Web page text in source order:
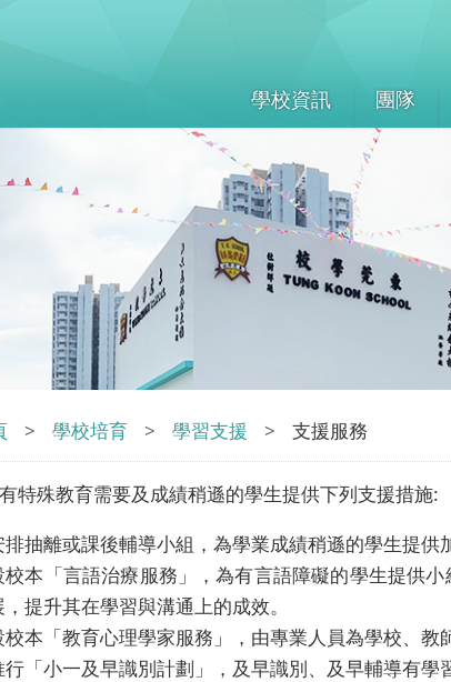
學校資訊 團隊
> 學校培育 > 學習支援 > 支援服務
特殊教育需要及成績稍遜的學生提供下列支援措施:
排抽離或課後輔導小組，為學業成績稍遜的學生提供
校本「言語治療服務」，為有言語障礙的學生提供
，提升其在學習與溝通上的成效。
校本「教育心理學家服務」，由專業人員為學校、教
行「小一及早識別計劃」，及早識別、及早輔導有學